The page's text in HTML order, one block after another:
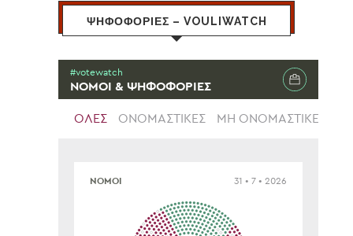
ΨΗΦΟΦΟΡΙΕΣ – VOULIWATCH